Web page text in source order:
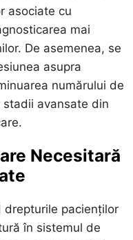
asociate cu
mai
De asemenea, se
asupra
numărului de
stadii avansate din
Necesitară
drepturile pacienților
în sistemul de